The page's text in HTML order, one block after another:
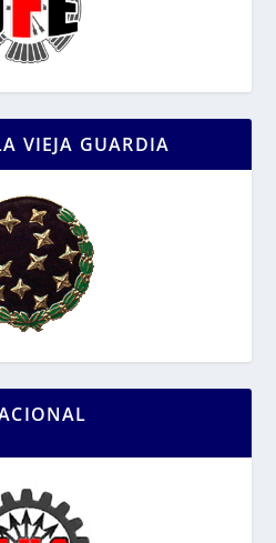
VIEJA GUARDIA